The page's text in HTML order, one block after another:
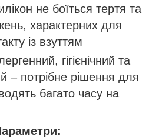
не боїться тертя та
характерних для
із взуттям
гігієнічний та
– потрібне рішення для
багато часу на